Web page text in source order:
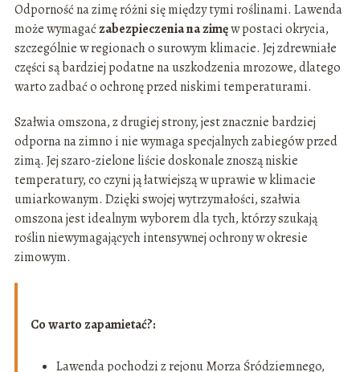
Odporność na zimę różni się między tymi roślinami. Lawenda
może wymagaćzabezpieczenia na zimęw postaci okrycia,
szczególnie w regionach o surowym klimacie. Jej zdrewniałe
części są bardziej podatne na uszkodzenia mrozowe, dlatego
warto zadbać o ochronę przed niskimi temperaturami.
Szałwia omszona, z drugiej strony, jest znacznie bardziej
odporna na zimno i nie wymaga specjalnych zabiegów przed
zimą. Jej szaro-zielone liście doskonale znoszą niskie
temperatury, co czyni ją łatwiejszą w uprawie w klimacie
umiarkowanym. Dzięki swojej wytrzymałości, szałwia
omszona jest idealnym wyborem dla tych, którzy szukają
roślin niewymagających intensywnej ochrony w okresie
zimowym.
Co warto zapamietać?:
Lawenda pochodzi z rejonu Morza Śródziemnego,